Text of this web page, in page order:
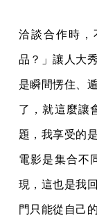
洽談合作時，
品？」讓人大
是瞬間愣住、
了，就這麼讓
題，我享受的
電影是集合不
現，這也是我
門只能從自己